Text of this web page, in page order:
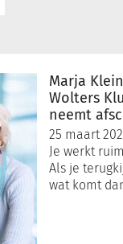
Marja
Wolters
neemt
25 maart
Je werkt
Als je
wat komt